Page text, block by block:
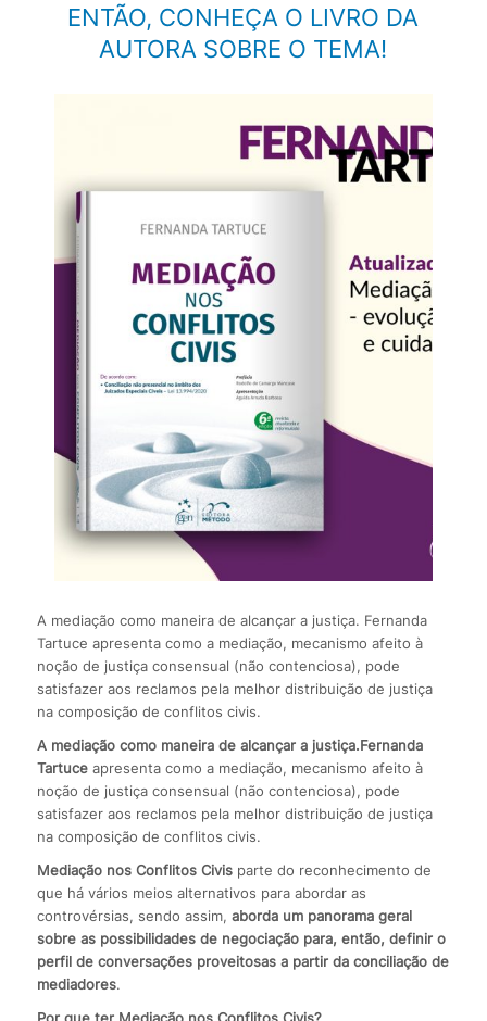
ENTÃO, CONHEÇA O LIVRO DA
AUTORA SOBRE O TEMA!
A mediação como maneira de alcançar a justiça. Fernanda
Tartuce apresenta como a mediação, mecanismo afeito à
noção de justiça consensual (não contenciosa), pode
satisfazer aos reclamos pela melhor distribuição de justiça
na composição de conflitos civis.
A mediação como maneira de alcançar a justiça.Fernanda
Tartuceapresenta como a mediação, mecanismo afeito à
noção de justiça consensual (não contenciosa), pode
satisfazer aos reclamos pela melhor distribuição de justiça
na composição de conflitos civis.
Mediação nos Conflitos Civisparte do reconhecimento de
que há vários meios alternativos para abordar as
controvérsias, sendo assim, aborda um panorama geral
sobre as possibilidades de negociação para, então, definir o
perfil de conversações proveitosas a partir da conciliação de
mediadores.
Por que ter Mediação nos Conflitos Civis?